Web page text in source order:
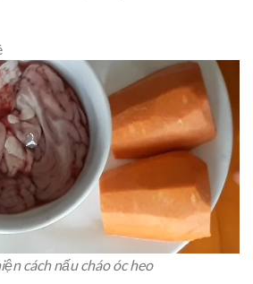
cách nấu cháo óc heo